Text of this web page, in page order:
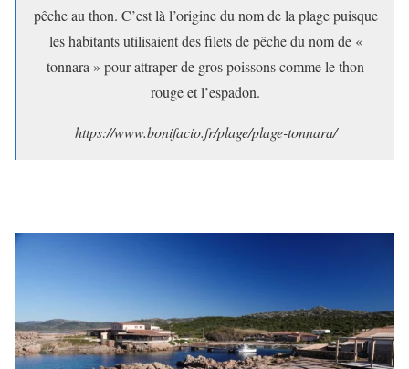
pêche au thon. C’est là l’origine du nom de la plage puisque
les habitants utilisaient des filets de pêche du nom de «
tonnara » pour attraper de gros poissons comme le thon
rouge et l’espadon.
https://www.bonifacio.fr/plage/plage-tonnara/